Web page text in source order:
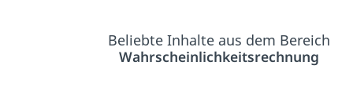
Beliebte Inhalte aus dem Bereich
Wahrscheinlichkeitsrechnung